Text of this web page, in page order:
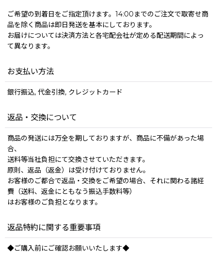
ご希望の到着日をご指定頂けます。14:00までのご注文で取寄せ商
品を除く商品は即日発送を基本にしております。
お届けについては決済方法と各宅配会社が定める配送期間によっ
て異なります。
お支払い方法
銀行振込, 代金引換, クレジットカード
返品・交換について
商品の発送には万全を期しておりますが、商品に不備があった場
合、
送料等当社負担にて交換させていただきます。
原則、返品（返金）は受け付けておりません。
お客様のご都合で返品・交換をご希望の場合、それに関わる諸経
費（送料、返金にともなう振込手数料等）
はお客様のご負担となります。
返品特約に関する重要事項
◆ご購入前にご確認お願いいたします◆